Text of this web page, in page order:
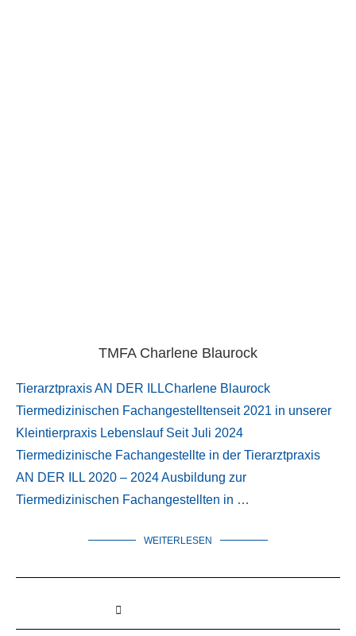
TMFA Charlene Blaurock
Tierarztpraxis AN DER ILLCharlene Blaurock
Tiermedizinischen Fachangestelltenseit 2021 in unserer
Kleintierpraxis Lebenslauf Seit Juli 2024
Tiermedizinische Fachangestellte in der Tierarztpraxis
AN DER ILL 2020 – 2024 Ausbildung zur
Tiermedizinischen Fachangestellten in …
WEITERLESEN